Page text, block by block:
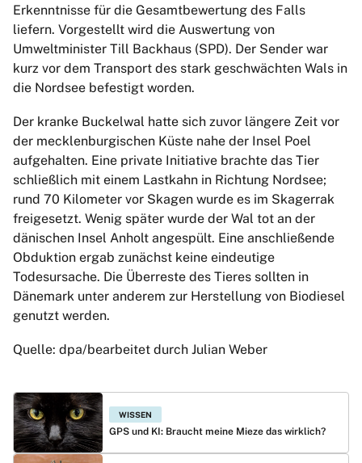
Erkenntnisse für die Gesamtbewertung des Falls
liefern. Vorgestellt wird die Auswertung von
Umweltminister Till Backhaus (SPD). Der Sender war
kurz vor dem Transport des stark geschwächten Wals in
die Nordsee befestigt worden.
Der kranke Buckelwal hatte sich zuvor längere Zeit vor
der mecklenburgischen Küste nahe der Insel Poel
aufgehalten. Eine private Initiative brachte das Tier
schließlich mit einem Lastkahn in Richtung Nordsee;
rund 70 Kilometer vor Skagen wurde es im Skagerrak
freigesetzt. Wenig später wurde der Wal tot an der
dänischen Insel Anholt angespült. Eine anschließende
Obduktion ergab zunächst keine eindeutige
Todesursache. Die Überreste des Tieres sollten in
Dänemark unter anderem zur Herstellung von Biodiesel
genutzt werden.
Quelle: dpa/bearbeitet durch Julian Weber
WISSEN
GPS und KI: Braucht meine Mieze das wirklich?